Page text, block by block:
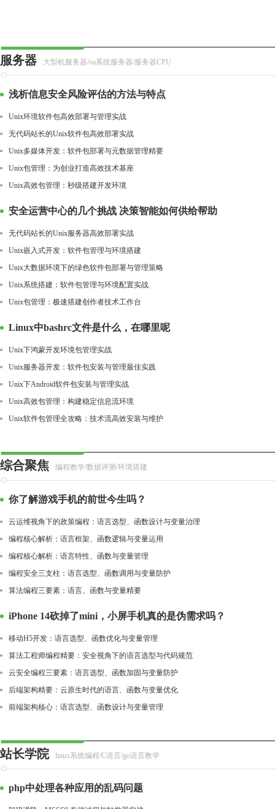
服务器 大型机服务器/oa系统服务器/服务器CPU
浅析信息安全风险评估的方法与特点
Unix环境软件包高效部署与管理实战
无代码站长的Unix软件包高效部署实战
Unix多媒体开发：软件包部署与元数据管理精要
Unix包管理：为创业打造高效技术基座
Unix高效包管理：秒级搭建开发环境
安全运营中心的几个挑战 决策智能如何供给帮助
无代码站长的Unix服务器高效部署实战
Unix嵌入式开发：软件包管理与环境搭建
Unix大数据环境下的绿色软件包部署与管理策略
Unix系统搭建：软件包管理与环境配置实战
Unix包管理：极速搭建创作者技术工作台
Linux中bashrc文件是什么，在哪里呢
Unix下鸿蒙开发环境包管理实战
Unix服务器开发：软件包安装与管理最佳实践
Unix下Android软件包安装与管理实战
Unix高效包管理：构建稳定信息流环境
Unix软件包管理全攻略：技术流高效安装与维护
综合聚焦 编程教学/数据评测/环境搭建
你了解游戏手机的前世今生吗？
云运维视角下的政策编程：语言选型、函数设计与变量治理
编程核心解析：语言框架、函数逻辑与变量运用
编程核心解析：语言特性、函数与变量管理
编程安全三支柱：语言选型、函数调用与变量防护
算法编程三要素：语言、函数与变量精要
iPhone 14砍掉了mini，小屏手机真的是伪需求吗？
移动H5开发：语言选型、函数优化与变量管理
算法工程师编程精要：安全视角下的语言选型与代码规范
云安全编程三要素：语言选型、函数加固与变量防护
后端架构精要：云原生时代的语言、函数与变量优化
前端架构核心：语言选型、函数设计与变量管理
站长学院 linux系统编程/C语言/go语言教学
php中处理各种应用的乱码问题